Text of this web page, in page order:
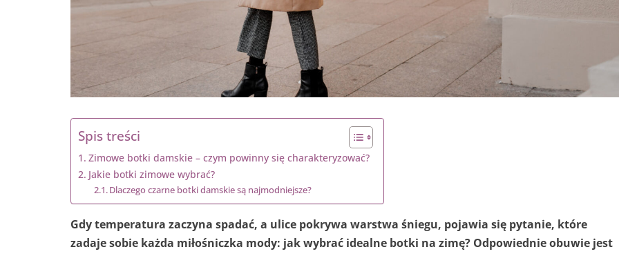
Spis treści
Zimowe botki damskie – czym powinny się charakteryzować?
Jakie botki zimowe wybrać?
Dlaczego czarne botki damskie są najmodniejsze?
Gdy temperatura zaczyna spadać, a ulice pokrywa warstwa śniegu, pojawia się pytanie, które
zadaje sobie każda miłośniczka mody: jak wybrać idealne botki na zimę? Odpowiednie obuwie jest